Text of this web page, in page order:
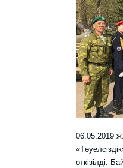
06.05.2019
өткізілді.